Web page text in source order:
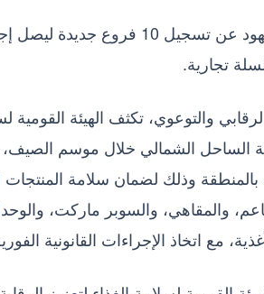
والتوعوي، تكثف الهيئة القومية
بالمنطقة وذلك لضمان سلامة
والمقاهي، والسوبر ماركت،
مع اتخاذ الإجراءات القانونية